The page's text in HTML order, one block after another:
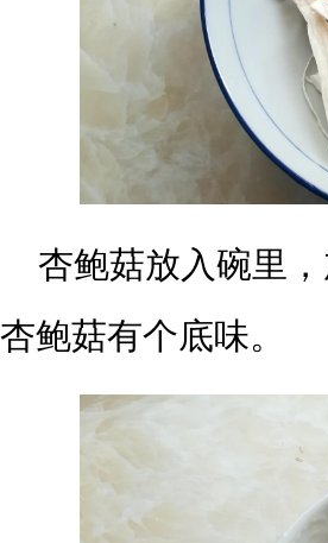
杏鲍菇放入碗里
杏鲍菇有个底味。